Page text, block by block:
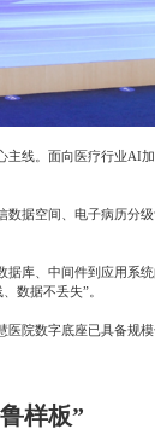
线。面向医疗行业AI
据空间、电子病历分
库、中间件到应用系
数据不丢失”。
院数字底座已具备规
样板”